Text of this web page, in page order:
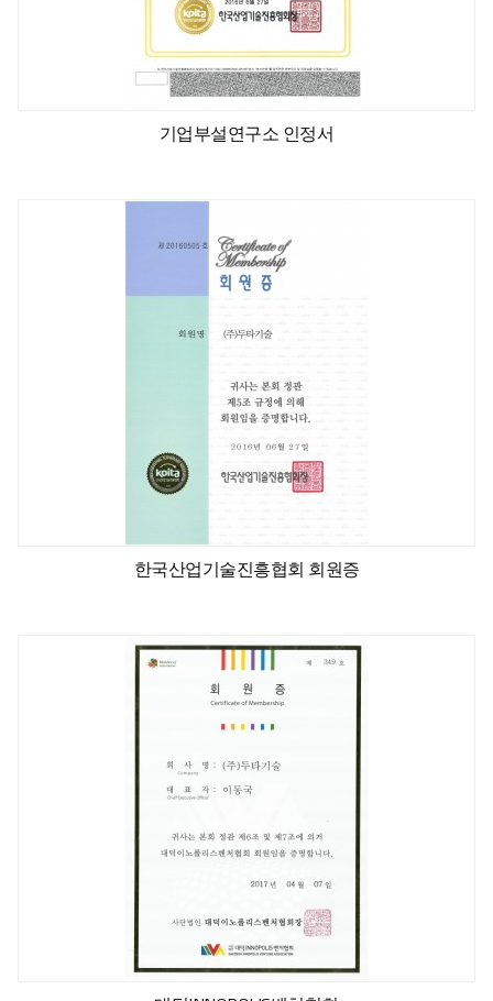
기업부설연구소 인정서
한국산업기술진흥협회 회원증